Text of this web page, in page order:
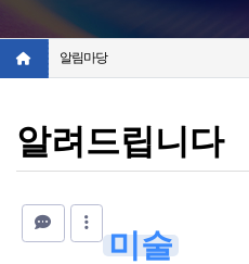
알림마당
알려드립니다
미술